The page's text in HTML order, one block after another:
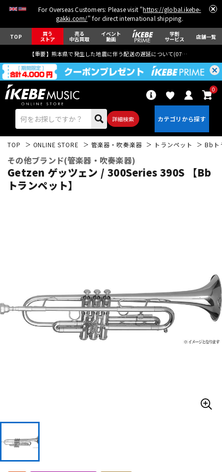
For Overseas Customers: Please visit "https://global.ikebe-
gakki.com/" for direct international shipping.
TOP 買う
ストア
売る
中古買取
イベント
動画
学割
サービス 店舗一覧
【重要】熊本県で発生した地震に伴う配送の遅延について(07月29日
詳細検索
0
キーボード 電子ピアノ
TOP ONLINE STORE 管楽器・吹奏楽器 トランペット Bbト
その他ブランド(管楽器・吹奏楽器)
Getzen ゲッツェン / 300Series 390S 【Bb
トランペット】